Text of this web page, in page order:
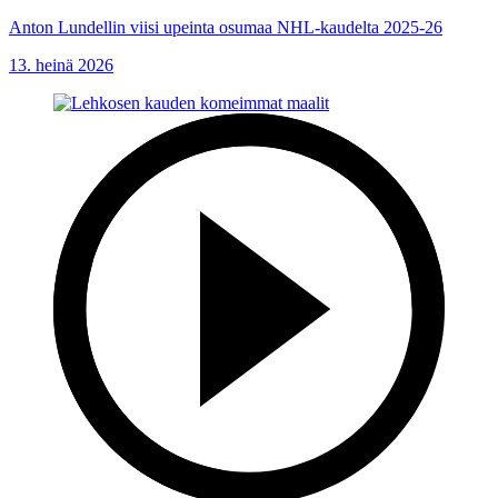
Anton Lundellin viisi upeinta osumaa NHL-kaudelta 2025-26
13. heinä 2026